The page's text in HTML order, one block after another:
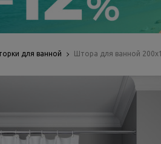
для ванной Штора для ванной